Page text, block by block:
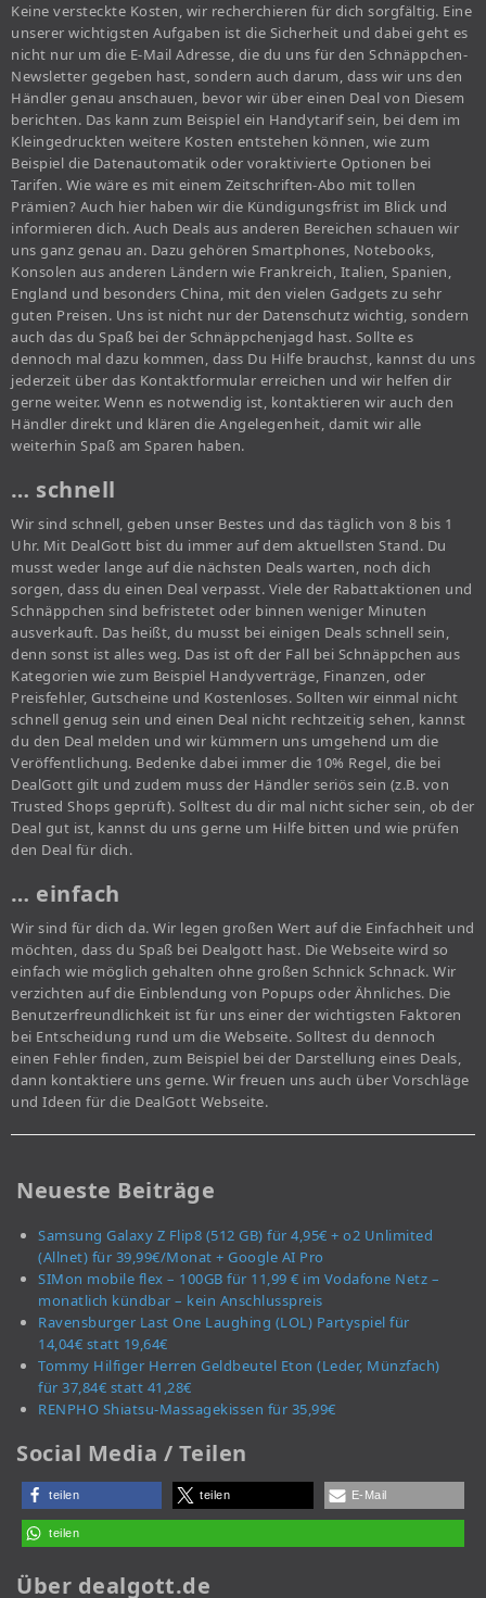
Keine versteckte Kosten, wir recherchieren für dich sorgfältig. Eine
unserer wichtigsten Aufgaben ist die Sicherheit und dabei geht es
nicht nur um die E-Mail Adresse, die du uns für den Schnäppchen-
Newsletter gegeben hast, sondern auch darum, dass wir uns den
Händler genau anschauen, bevor wir über einen Deal von Diesem
berichten. Das kann zum Beispiel ein Handytarif sein, bei dem im
Kleingedruckten weitere Kosten entstehen können, wie zum
Beispiel die Datenautomatik oder voraktivierte Optionen bei
Tarifen. Wie wäre es mit einem Zeitschriften-Abo mit tollen
Prämien? Auch hier haben wir die Kündigungsfrist im Blick und
informieren dich. Auch Deals aus anderen Bereichen schauen wir
uns ganz genau an. Dazu gehören Smartphones, Notebooks,
Konsolen aus anderen Ländern wie Frankreich, Italien, Spanien,
England und besonders China, mit den vielen Gadgets zu sehr
guten Preisen. Uns ist nicht nur der Datenschutz wichtig, sondern
auch das du Spaß bei der Schnäppchenjagd hast. Sollte es
dennoch mal dazu kommen, dass Du Hilfe brauchst, kannst du uns
jederzeit über das Kontaktformular erreichen und wir helfen dir
gerne weiter. Wenn es notwendig ist, kontaktieren wir auch den
Händler direkt und klären die Angelegenheit, damit wir alle
weiterhin Spaß am Sparen haben.
… schnell
Wir sind schnell, geben unser Bestes und das täglich von 8 bis 1
Uhr. Mit DealGott bist du immer auf dem aktuellsten Stand. Du
musst weder lange auf die nächsten Deals warten, noch dich
sorgen, dass du einen Deal verpasst. Viele der Rabattaktionen und
Schnäppchen sind befristetet oder binnen weniger Minuten
ausverkauft. Das heißt, du musst bei einigen Deals schnell sein,
denn sonst ist alles weg. Das ist oft der Fall bei Schnäppchen aus
Kategorien wie zum Beispiel Handyverträge, Finanzen, oder
Preisfehler, Gutscheine und Kostenloses. Sollten wir einmal nicht
schnell genug sein und einen Deal nicht rechtzeitig sehen, kannst
du den Deal melden und wir kümmern uns umgehend um die
Veröffentlichung. Bedenke dabei immer die 10% Regel, die bei
DealGott gilt und zudem muss der Händler seriös sein (z.B. von
Trusted Shops geprüft). Solltest du dir mal nicht sicher sein, ob der
Deal gut ist, kannst du uns gerne um Hilfe bitten und wie prüfen
den Deal für dich.
… einfach
Wir sind für dich da. Wir legen großen Wert auf die Einfachheit und
möchten, dass du Spaß bei Dealgott hast. Die Webseite wird so
einfach wie möglich gehalten ohne großen Schnick Schnack. Wir
verzichten auf die Einblendung von Popups oder Ähnliches. Die
Benutzerfreundlichkeit ist für uns einer der wichtigsten Faktoren
bei Entscheidung rund um die Webseite. Solltest du dennoch
einen Fehler finden, zum Beispiel bei der Darstellung eines Deals,
dann kontaktiere uns gerne. Wir freuen uns auch über Vorschläge
und Ideen für die DealGott Webseite.
Neueste Beiträge
Samsung Galaxy Z Flip8 (512 GB) für 4,95€ + o2 Unlimited
(Allnet) für 39,99€/Monat + Google AI Pro
SIMon mobile flex – 100GB für 11,99 € im Vodafone Netz –
monatlich kündbar – kein Anschlusspreis
Ravensburger Last One Laughing (LOL) Partyspiel für
14,04€ statt 19,64€
Tommy Hilfiger Herren Geldbeutel Eton (Leder, Münzfach)
für 37,84€ statt 41,28€
RENPHO Shiatsu-Massagekissen für 35,99€
Social Media / Teilen
teilen teilen E-Mail
teilen
Über dealgott.de